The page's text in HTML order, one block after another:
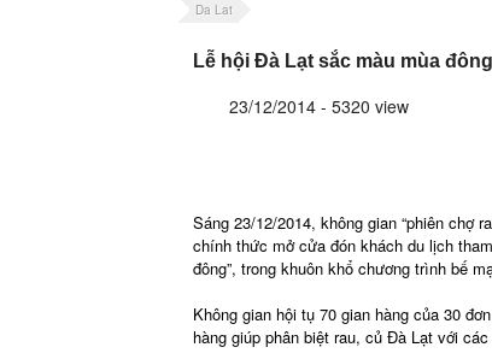
Da Lat
Lễ hội Đà Lạt sắc màu mùa
23/12/2014 - 5320 view
Sáng 23/12/2014, không gian “phiên chợ
chính thức mở cửa đón khách du lịch
đông”, trong khuôn khổ chương trình bế
Không gian hội tụ 70 gian hàng của 30
hàng giúp phân biệt rau, củ Đà Lạt với